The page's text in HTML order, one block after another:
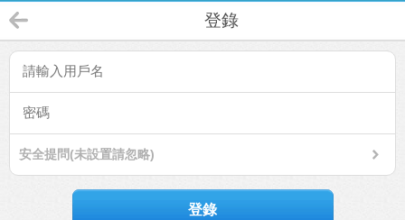
登錄
安全提問(未設置請忽略)
登錄